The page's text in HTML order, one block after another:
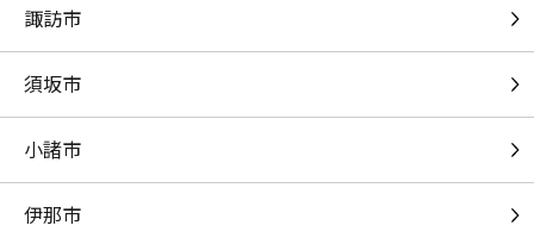
＝LOVE
怪獣の花唄
Vaundy
てをつなごう
ハムちゃんず
諏訪市
須坂市
小諸市
伊那市